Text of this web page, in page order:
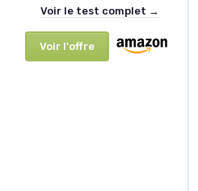
Voir le test complet →
Voir l'offre